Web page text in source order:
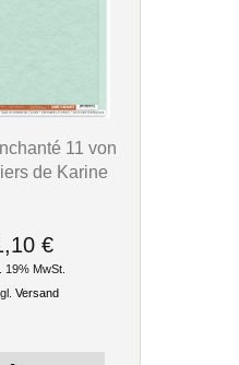
11 von
de Karine
€
19% MwSt.
Versand